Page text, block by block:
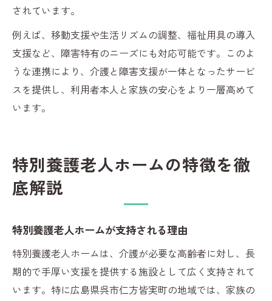
されています。
例えば、移動支援や生活リズムの調整、福祉用具の導入
支援など、障害特有のニーズにも対応可能です。このよ
うな連携により、介護と障害支援が一体となったサービ
スを提供し、利用者本人と家族の安心をより一層高めて
います。
特別養護老人ホームの特徴を徹
底解説
特別養護老人ホームが支持される理由
特別養護老人ホームは、介護が必要な高齢者に対し、長
期的で手厚い支援を提供する施設として広く支持されて
います。特に広島県呉市仁方皆実町の地域では、家族の